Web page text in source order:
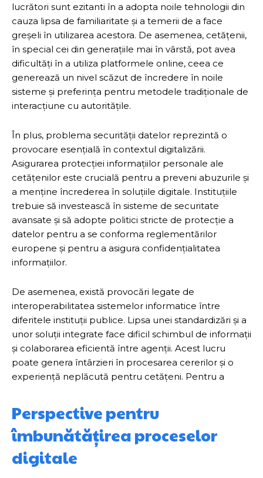
lucrători sunt ezitanti în a adopta noile tehnologii din
cauza lipsa de familiaritate și a temerii de a face
greșeli în utilizarea acestora. De asemenea, cetățenii,
în special cei din generațiile mai în vârstă, pot avea
dificultăți în a utiliza platformele online, ceea ce
generează un nivel scăzut de încredere în noile
sisteme și preferința pentru metodele tradiționale de
interacțiune cu autoritățile.
În plus, problema securității datelor reprezintă o
provocare esențială în contextul digitalizării.
Asigurarea protecției informațiilor personale ale
cetățenilor este crucială pentru a preveni abuzurile și
a menține încrederea în soluțiile digitale. Instituțiile
trebuie să investească în sisteme de securitate
avansate și să adopte politici stricte de protecție a
datelor pentru a se conforma reglementărilor
europene și pentru a asigura confidențialitatea
informațiilor.
De asemenea, există provocări legate de
interoperabilitatea sistemelor informatice între
diferitele instituții publice. Lipsa unei standardizări și a
unor soluții integrate face dificil schimbul de informații
și colaborarea eficientă între agenții. Acest lucru
poate genera întârzieri în procesarea cererilor și o
experiență neplăcută pentru cetățeni. Pentru a
Perspective pentru
îmbunătățirea proceselor
digitale